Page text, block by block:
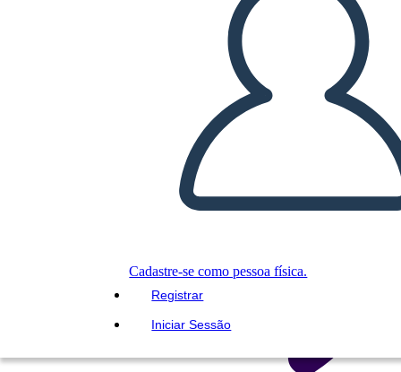
Cadastre-se como pessoa física.
Registrar
Iniciar Sessão
LEIA PRA MIM